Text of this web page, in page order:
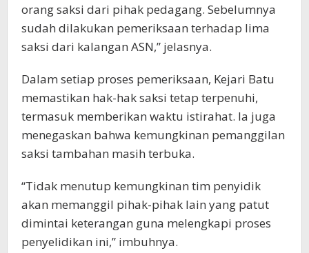
orang saksi dari pihak pedagang. Sebelumnya
sudah dilakukan pemeriksaan terhadap lima
saksi dari kalangan ASN,” jelasnya.
Dalam setiap proses pemeriksaan, Kejari Batu
memastikan hak-hak saksi tetap terpenuhi,
termasuk memberikan waktu istirahat. Ia juga
menegaskan bahwa kemungkinan pemanggilan
saksi tambahan masih terbuka.
“Tidak menutup kemungkinan tim penyidik
akan memanggil pihak-pihak lain yang patut
dimintai keterangan guna melengkapi proses
penyelidikan ini,” imbuhnya.